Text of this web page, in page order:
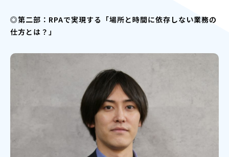
◎第二部：RPAで実現する「場所と時間に依存しない業務の
仕方とは？」